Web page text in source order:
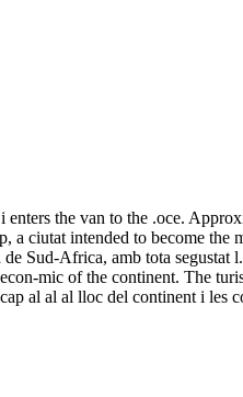
the van to the .oce.
ciutat intended to become
Sud-Africa, amb tota segustat
mic of the continent. The
al al al lloc del continent i les